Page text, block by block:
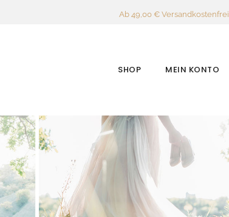
Ab 49,00 € Versandkostenfrei
SHOP MEIN KONTO